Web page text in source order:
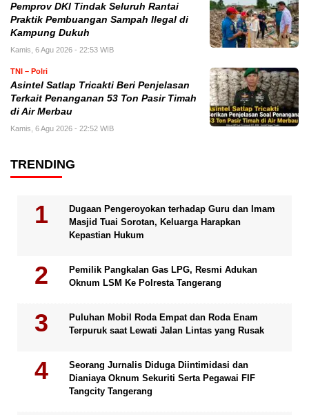
Pemprov DKI Tindak Seluruh Rantai
Praktik Pembuangan Sampah Ilegal di
Kampung Dukuh
Kamis, 6 Agu 2026 - 22:53 WIB
TNI – Polri
Asintel Satlap Tricakti Beri Penjelasan
Terkait Penanganan 53 Ton Pasir Timah
di Air Merbau
Kamis, 6 Agu 2026 - 22:52 WIB
TRENDING
Dugaan Pengeroyokan terhadap Guru dan Imam
Masjid Tuai Sorotan, Keluarga Harapkan
Kepastian Hukum
Pemilik Pangkalan Gas LPG, Resmi Adukan
Oknum LSM Ke Polresta Tangerang
Puluhan Mobil Roda Empat dan Roda Enam
Terpuruk saat Lewati Jalan Lintas yang Rusak
Seorang Jurnalis Diduga Diintimidasi dan
Dianiaya Oknum Sekuriti Serta Pegawai FIF
Tangcity Tangerang